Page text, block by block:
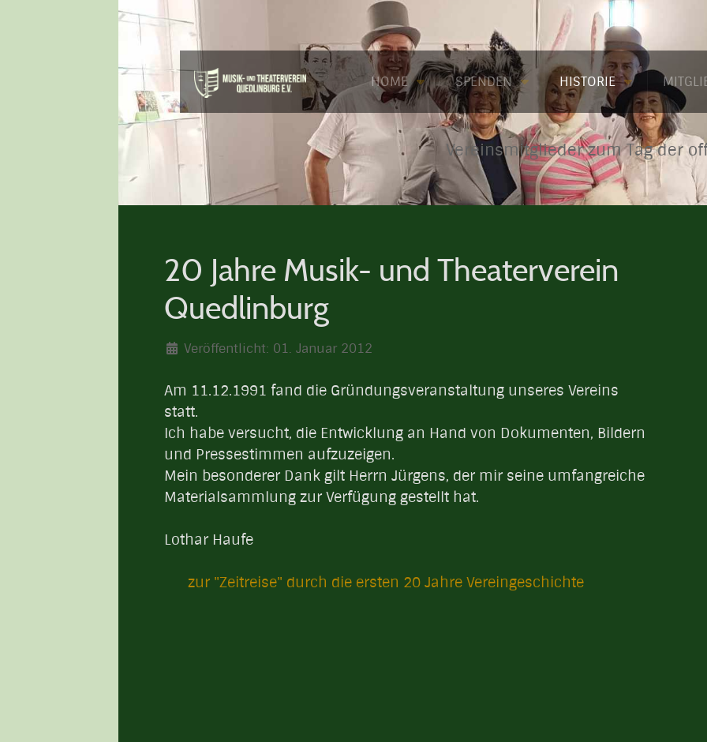
HOME SPENDEN HISTORIE
Vereinsmitglieder zum Tag der
20 Jahre Musik- und Theaterverein
Quedlinburg
Veröffentlicht: 01. Januar 2012
Am 11.12.1991 fand die Gründungsveranstaltung unseres Vereins
statt.
Ich habe versucht, die Entwicklung an Hand von Dokumenten, Bildern
und Pressestimmen aufzuzeigen.
Mein besonderer Dank gilt Herrn Jürgens, der mir seine umfangreiche
Materialsammlung zur Verfügung gestellt hat.
Lothar Haufe
zur "Zeitreise" durch die ersten 20 Jahre Vereingeschichte